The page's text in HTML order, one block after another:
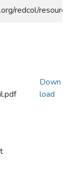
redcol/
Down
load